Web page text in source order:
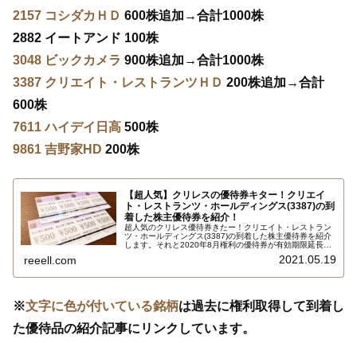
2157 コシダカＨＤ 600株追加→合計1000株
2882 イートアンド 100株
3048 ビックカメラ 900株追加→合計1000株
3387 クリエイト・レストランツＨＤ 200株追加→合計
600株
7611 ハイデイ日高 500株
9861 吉野家HD 200株
【超人気】クリレスの優待券キター！クリエイ
ト・レストランツ・ホールディングス(3387)の到
着した株主優待券を紹介！
超人気のクリレス優待券きたー！クリエイト・レストラン
ツ・ホールディングス(3387)の到着した株主優待券を紹介
します。それと2020年8月権利の優待券が有効期限延長に
株以上で、株主様ご優待券500円×8枚 合計4,000円相当
reeell.com 2021.05.19
※文字に色が付いている銘柄は過去に権利取得して到着し
た優待品の紹介記事にリンクしています。